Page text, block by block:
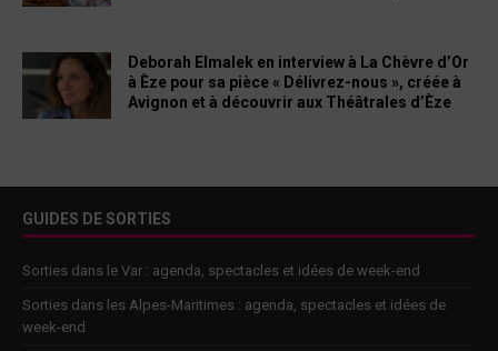
Deborah Elmalek en interview à La Chèvre d’Or
à Èze pour sa pièce « Délivrez-nous », créée à
Avignon et à découvrir aux Théâtrales d’Èze
GUIDES DE SORTIES
Sorties dans le Var : agenda, spectacles et idées de week-end
Sorties dans les Alpes-Maritimes : agenda, spectacles et idées de
week-end